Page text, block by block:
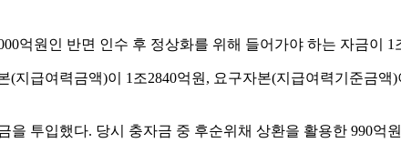
억원인 반면 인수 후 정상화를 위해 들어가야 하는 자금이
지급여력금액)이 1조2840억원, 요구자본(지급여력기준금
을 투입했다. 당시 충자금 중 후순위채 상환을 활용한 990억